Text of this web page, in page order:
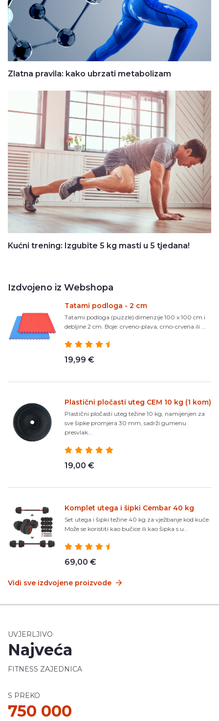
Zlatna pravila: kako ubrzati metabolizam
Kućni trening: Izgubite 5 kg masti u 5 tjedana!
Izdvojeno iz Webshopa
Tatami podloga - 2 cm
Tatami podloga (puzzle) dimenzije 100 x 100 cm i
debljine 2 cm. Boje: crveno-plava, crno-crvena ili ...
19,99 €
Plastični pločasti uteg CEM 10 kg (1 kom)
Plastični pločasti uteg težine 10 kg, namijenjen za
sve šipke promjera 30 mm, sadrži gumenu
presvlak...
19,00 €
Komplet utega i šipki Cembar 40 kg
Set utega i šipki težine 40 kg za vježbanje kod kuće.
Može se koristiti kao bučice ili kao šipka s u...
69,00 €
Vidi sve izdvojene proizvode
UVJERLJIVO
Najveća
FITNESS ZAJEDNICA
S PREKO
750 000